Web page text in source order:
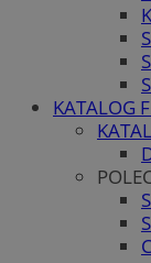
KATALOG